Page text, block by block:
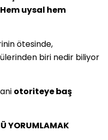
Hem uysal hem
ötesinde,
biri nedir biliyor
otoriteye baş
YORUMLAMAK